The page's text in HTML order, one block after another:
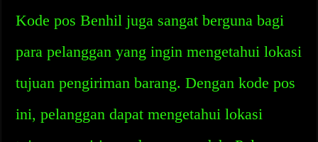
Kode pos Benhil juga sangat berguna bagi
para pelanggan yang ingin mengetahui lokasi
tujuan pengiriman barang. Dengan kode pos
ini, pelanggan dapat mengetahui lokasi